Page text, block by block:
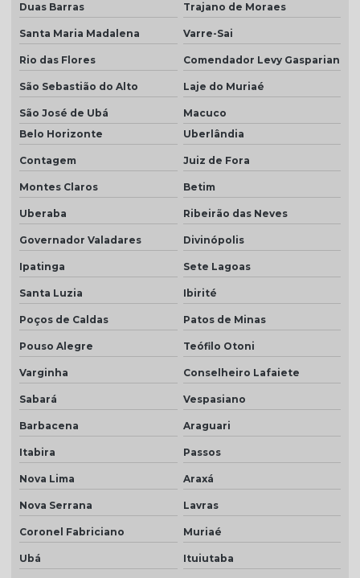
Telha natural
Telha natural romana
Telha piso
Telha piso branco
Telha piso esmaltada
Telha plan cerâmica
Telha plan colonial
Telha plan por m2
Telha plan natural
Telha plan resinada
Telha plan resinada preço
Telha plan valor do metro
Telha porcelanato
Telha porcelanato branca
Telha porcelanato preço
Telha portuguesa por metro quadrado
Telha portuguesa natural
Duas Barras Trajano de Moraes
Santa Maria Madalena Varre-Sai
Rio das Flores Comendador Levy Gasparian
São Sebastião do Alto Laje do Muriaé
São José de Ubá
Macuco
Belo Horizonte
Uberlândia
Contagem Juiz de Fora
Montes Claros Betim
Uberaba Ribeirão das Neves
Governador Valadares Divinópolis
Ipatinga Sete Lagoas
Santa Luzia Ibirité
Poços de Caldas Patos de Minas
Pouso Alegre Teófilo Otoni
Varginha Conselheiro Lafaiete
Sabará Vespasiano
Barbacena Araguari
Itabira Passos
Nova Lima Araxá
Nova Serrana Lavras
Coronel Fabriciano Muriaé
Ubá Ituiutaba